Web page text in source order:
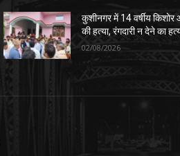
कुशीनगर में 14 वर्षीय किशोर
की हत्या, रंगदारी न देने का
02/08/2026